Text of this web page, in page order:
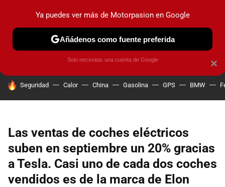
PRUEBAS COCHES ELÉCTRICOS OBSERVATORIO
HOY SE HABLA DE
Seguridad Calor China Gasolina GPS BMW
Las ventas de coches eléctricos
suben en septiembre un 20% gracias
a Tesla. Casi uno de cada dos coches
vendidos es de la marca de Elon
×
Ya puedes ver más de Motorpasion en Google
Añádenos como fuente preferida
Solo necesitas una cuenta de Google